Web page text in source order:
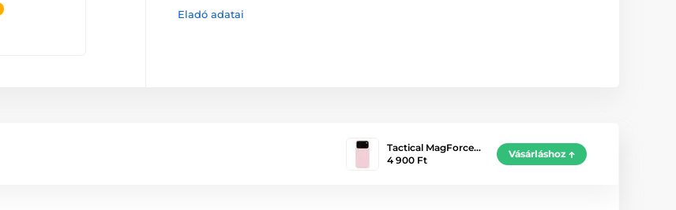
Eladó adatai
Tactical MagForce…
4 900 Ft
Vásárláshoz